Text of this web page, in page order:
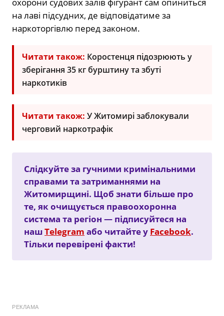
на лаві підсудних, де відповідатиме за
наркоторгівлю перед законом.
Читати також: Коростенця підозрюють у
зберігання 35 кг бурштину та збуті
наркотиків
Читати також: У Житомирі заблокували
черговий наркотрафік
Слідкуйте за гучними кримінальними
справами та затриманнями на
Житомирщині. Щоб знати більше про
те, як очищується правоохоронна
система та регіон — підписуйтеся на
нашTelegram або читайте у Facebook.
Тільки перевірені факти!
РЕКЛАМА